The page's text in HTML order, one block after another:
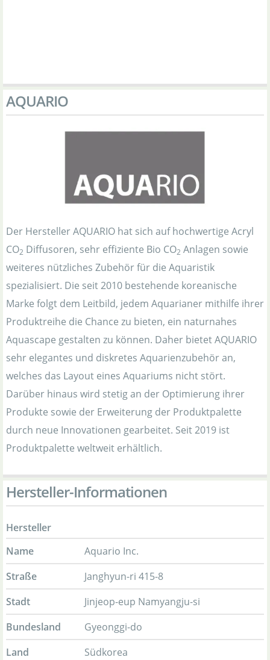
AQUARIO
Der Hersteller AQUARIO hat sich auf hochwertige Acryl
CO2 Diffusoren, sehr effiziente Bio CO2 Anlagen sowie
weiteres nützliches Zubehör für die Aquaristik
spezialisiert. Die seit 2010 bestehende koreanische
Marke folgt dem Leitbild, jedem Aquarianer mithilfe ihrer
Produktreihe die Chance zu bieten, ein naturnahes
Aquascape gestalten zu können. Daher bietet AQUARIO
sehr elegantes und diskretes Aquarienzubehör an,
welches das Layout eines Aquariums nicht stört.
Darüber hinaus wird stetig an der Optimierung ihrer
Produkte sowie der Erweiterung der Produktpalette
durch neue Innovationen gearbeitet. Seit 2019 ist
Produktpalette weltweit erhältlich.
Hersteller-Informationen
Hersteller
Name
Aquario Inc.
Straße
Janghyun-ri 415-8
Stadt
Jinjeop-eup Namyangju-si
Bundesland
Gyeonggi-do
Land
Südkorea